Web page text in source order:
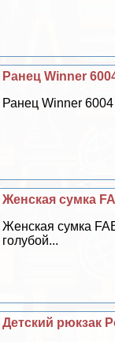
Ранец Winner
Ранец Winner
Женская сумка
Женская сумка
гoлyбой...
Детский рюкзак